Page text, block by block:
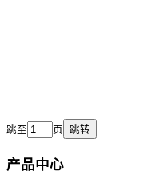
跳至 页 跳转
产品中心